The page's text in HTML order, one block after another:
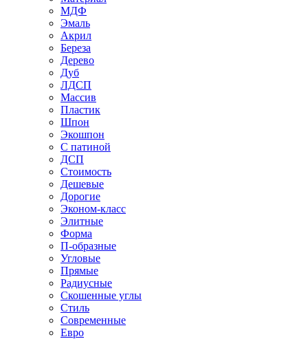
МДФ
Эмаль
Акрил
Береза
Дерево
Дуб
ЛДСП
Массив
Пластик
Шпон
Экошпон
С патиной
ДСП
Стоимость
Дешевые
Дорогие
Эконом-класс
Элитные
Форма
П-образные
Угловые
Прямые
Радиусные
Скошенные углы
Стиль
Современные
Евро